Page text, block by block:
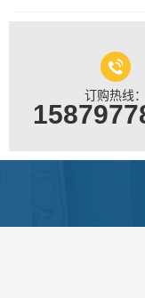
订购热线：